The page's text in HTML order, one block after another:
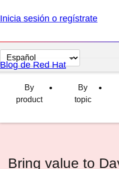
Inicia sesión o regístrate
Cambiar
el
idioma
Blog de Red Hat
By
product
By
topic
Bring value to